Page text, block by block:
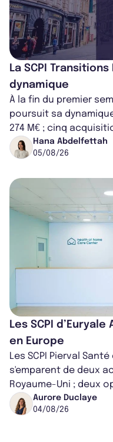
La SCPI
dynamique
À la fin du premier
poursuit sa
274 M€ ; cinq
capitalisation portée à
Hana Abdelfettah
05/08/26
Les SCPI
en Europe
Les SCPI Pierval
s'emparent de deux
Royaume-Uni ; deux
partenariat. Ces co-
Aurore Duclaye
04/08/26